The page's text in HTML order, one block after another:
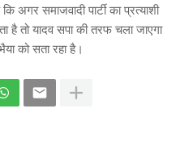
अगर समाजवादी पार्टी का प्रत्याशी
है तो यादव सपा की तरफ चला जाएगा
को सता रहा है।